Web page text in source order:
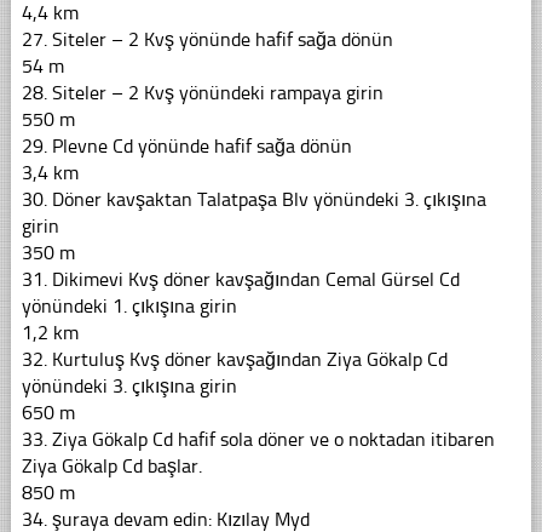
4,4 km
27. Siteler – 2 Kvş yönünde hafif sağa dönün
54 m
28. Siteler – 2 Kvş yönündeki rampaya girin
550 m
29. Plevne Cd yönünde hafif sağa dönün
3,4 km
30. Döner kavşaktan Talatpaşa Blv yönündeki 3. çıkışına
girin
350 m
31. Dikimevi Kvş döner kavşağından Cemal Gürsel Cd
yönündeki 1. çıkışına girin
1,2 km
32. Kurtuluş Kvş döner kavşağından Ziya Gökalp Cd
yönündeki 3. çıkışına girin
650 m
33. Ziya Gökalp Cd hafif sola döner ve o noktadan itibaren
Ziya Gökalp Cd başlar.
850 m
34. şuraya devam edin: Kızılay Myd